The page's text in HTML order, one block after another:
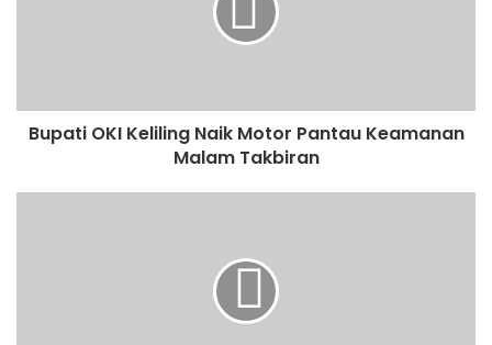
Bupati OKI Keliling Naik Motor Pantau Keamanan
Malam Takbiran